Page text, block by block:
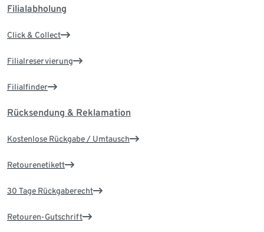
Filialabholung
Click & Collect
Filialreservierung
Filialfinder
Rücksendung & Reklamation
Kostenlose Rückgabe / Umtausch
Retourenetikett
30 Tage Rückgaberecht
Retouren-Gutschrift